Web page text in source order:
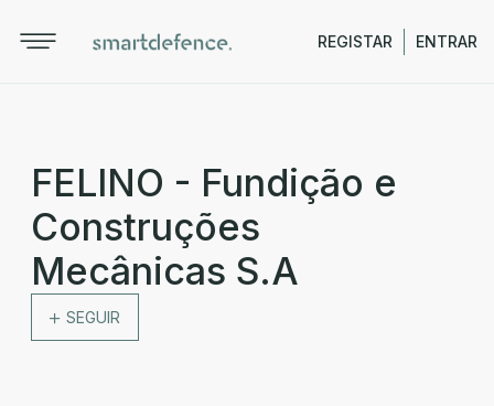
REGISTAR ENTRAR
FELINO - Fundição e
Construções
Mecânicas S.A
SEGUIR